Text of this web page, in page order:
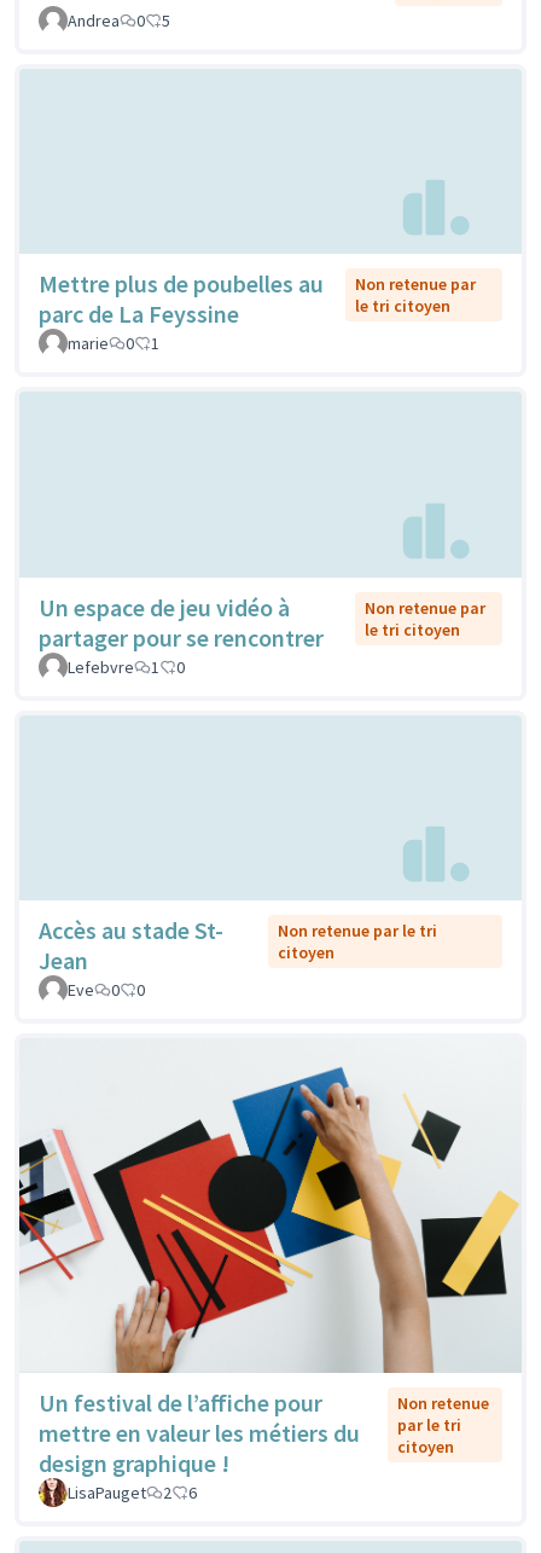
Andrea
0 5
Mettre plus de poubelles au
parc de La Feyssine
Non retenue par
le tri citoyen
marie
0 1
Un espace de jeu vidéo à
partager pour se rencontrer
Non retenue par
le tri citoyen
Lefebvre
1 0
Accès au stade St-
Jean
Non retenue par le tri
citoyen
Eve
0 0
Un festival de l’affiche pour
mettre en valeur les métiers du
design graphique !
Non retenue
par le tri
citoyen
LisaPauget 2 6